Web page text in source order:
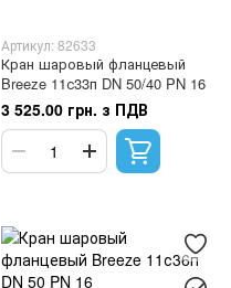
Артикул: 82633
Кран шаровый фланцевый
Breeze 11с33п DN 50/40 PN 16
3 525.00 грн. з ПДВ